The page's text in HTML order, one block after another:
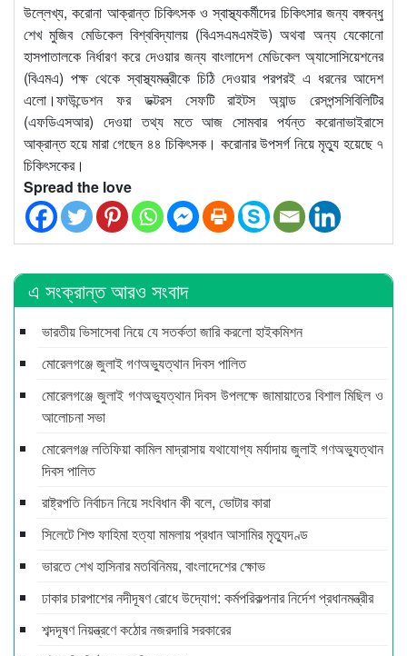
উল্লেখ্য, করোনা আক্রান্ত চিকিৎসক ও স্বাস্থ্যকর্মীদের চিকিৎসার জন্য বঙ্গবন্ধু
শেখ মুজিব মেডিকেল বিশ্ববিদ্যালয় (বিএসএমএমইউ) অথবা অন্য যেকোনো
হাসপাতালকে নির্ধারণ করে দেওয়ার জন্য বাংলাদেশ মেডিকেল অ্যাসোসিয়েশনের
(বিএমএ) পক্ষ থেকে স্বাস্থ্যমন্ত্রীকে চিঠি দেওয়ার পরপরই এ ধরনের আদেশ
এলো।ফাউন্ডেশন ফর ডক্টরস সেফটি রাইটস অ্যান্ড রেসপন্সসিবিলিটির
(এফডিএসআর) দেওয়া তথ্য মতে আজ সোমবার পর্যন্ত করোনাভাইরাসে
আক্রান্ত হয়ে মারা গেছেন ৪৪ চিকিৎসক। করোনার উপসর্গ নিয়ে মৃত্যু হয়েছে ৭
চিকিৎসকের।
Spread the love
এ সংক্রান্ত আরও সংবাদ
ভারতীয় ভিসাসেবা নিয়ে যে সতর্কতা জারি করলো হাইকমিশন
মোরেলগঞ্জে জুলাই গণঅভ্যুত্থান দিবস পালিত
মোরেলগঞ্জে জুলাই গণঅভ্যুত্থান দিবস উপলক্ষে জামায়াতের বিশাল মিছিল ও
আলোচনা সভা
মোরেলগঞ্জ লতিফিয়া কামিল মাদ্রাসায় যথাযোগ্য মর্যাদায় জুলাই গণঅভ্যুত্থান
দিবস পালিত
রাষ্ট্রপতি নির্বাচন নিয়ে সংবিধান কী বলে, ভোটার কারা
সিলেটে শিশু ফাহিমা হত্যা মামলায় প্রধান আসামির মৃত্যুদণ্ড
ভারতে শেখ হাসিনার মতবিনিময়, বাংলাদেশের ক্ষোভ
ঢাকার চারপাশের নদীদূষণ রোধে উদ্যোগ: কর্মপরিকল্পনার নির্দেশ প্রধানমন্ত্রীর
শব্দদূষণ নিয়ন্ত্রণে কঠোর নজরদারি সরকারের